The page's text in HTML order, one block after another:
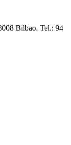
Bilbao. Tel.: 94